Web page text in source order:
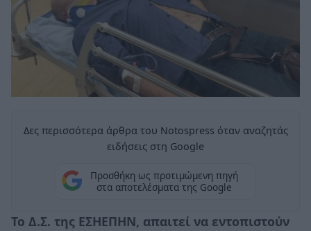
Δες περισσότερα άρθρα του Notospress όταν αναζητάς
ειδήσεις στη Google
Προσθήκη ως προτιμώμενη πηγή
στα αποτελέσματα της Google
Το Δ.Σ. της ΕΣΗΕΠΗΝ, απαιτεί να εντοπιστούν